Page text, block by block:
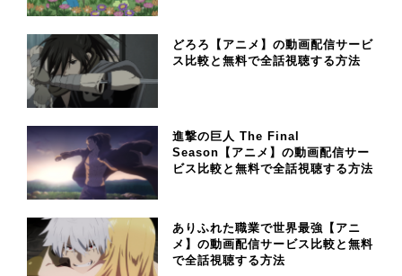
どろろ【アニメ】の動画配信サービ
ス比較と無料で全話視聴する方法
進撃の巨人 The Final
Season【アニメ】の動画配信サー
ビス比較と無料で全話視聴する方法
ありふれた職業で世界最強【アニ
メ】の動画配信サービス比較と無料
で全話視聴する方法